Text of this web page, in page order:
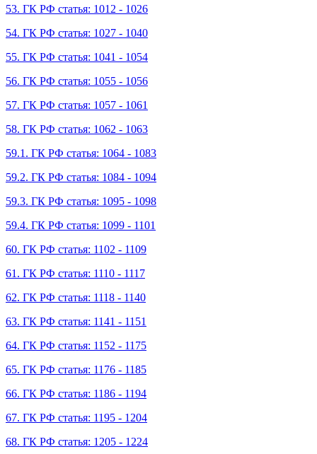
53. ГК РФ статья: 1012 - 1026
54. ГК РФ статья: 1027 - 1040
55. ГК РФ статья: 1041 - 1054
56. ГК РФ статья: 1055 - 1056
57. ГК РФ статья: 1057 - 1061
58. ГК РФ статья: 1062 - 1063
59.1. ГК РФ статья: 1064 - 1083
59.2. ГК РФ статья: 1084 - 1094
59.3. ГК РФ статья: 1095 - 1098
59.4. ГК РФ статья: 1099 - 1101
60. ГК РФ статья: 1102 - 1109
61. ГК РФ статья: 1110 - 1117
62. ГК РФ статья: 1118 - 1140
63. ГК РФ статья: 1141 - 1151
64. ГК РФ статья: 1152 - 1175
65. ГК РФ статья: 1176 - 1185
66. ГК РФ статья: 1186 - 1194
67. ГК РФ статья: 1195 - 1204
68. ГК РФ статья: 1205 - 1224